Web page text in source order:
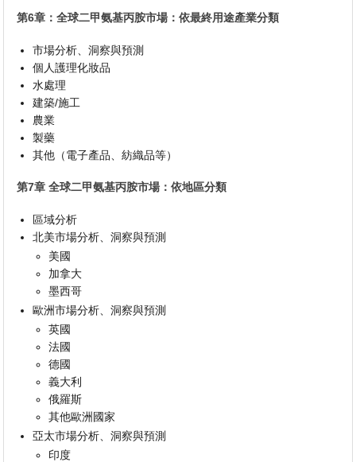
第6章：全球二甲氨基丙胺市場：依最終用途產業分類
市場分析、洞察與預測
個人護理化妝品
水處理
建築/施工
農業
製藥
其他（電子產品、紡織品等）
第7章 全球二甲氨基丙胺市場：依地區分類
區域分析
北美市場分析、洞察與預測
美國
加拿大
墨西哥
歐洲市場分析、洞察與預測
英國
法國
德國
義大利
俄羅斯
其他歐洲國家
亞太市場分析、洞察與預測
印度